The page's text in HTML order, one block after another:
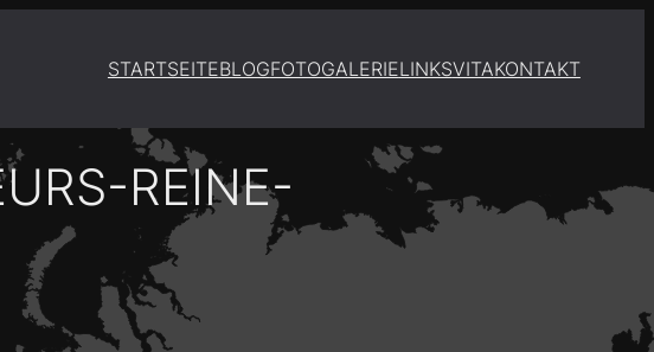
STARTSEITEBLOGFOTOGALERIELINKSVITAKONTAKT
REINE-